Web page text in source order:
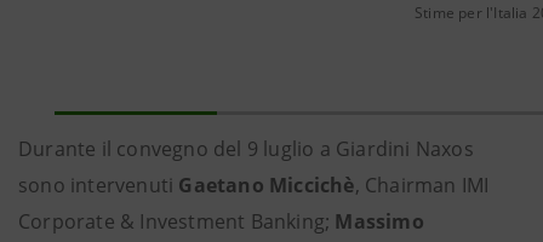
Stime per l'Italia
Durante il convegno del 9 luglio a Giardini Naxos
sono intervenuti Gaetano Miccichè, Chairman IMI
Corporate & Investment Banking; Massimo